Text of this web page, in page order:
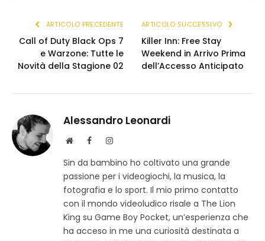
ARTICOLO PRECEDENTE
Call of Duty Black Ops 7
e Warzone: Tutte le
Novità della Stagione 02
ARTICOLO SUCCESSIVO
Killer Inn: Free Stay
Weekend in Arrivo Prima
dell’Accesso Anticipato
Alessandro Leonardi
S
t
o
w
F
c
e
b
k
I
s
t
a
a
m
Sin da bambino ho coltivato una grande
passione per i videogiochi, la musica, la
fotografia e lo sport. Il mio primo contatto
con il mondo videoludico risale a The Lion
King su Game Boy Pocket, un’esperienza che
ha acceso in me una curiosità destinata a